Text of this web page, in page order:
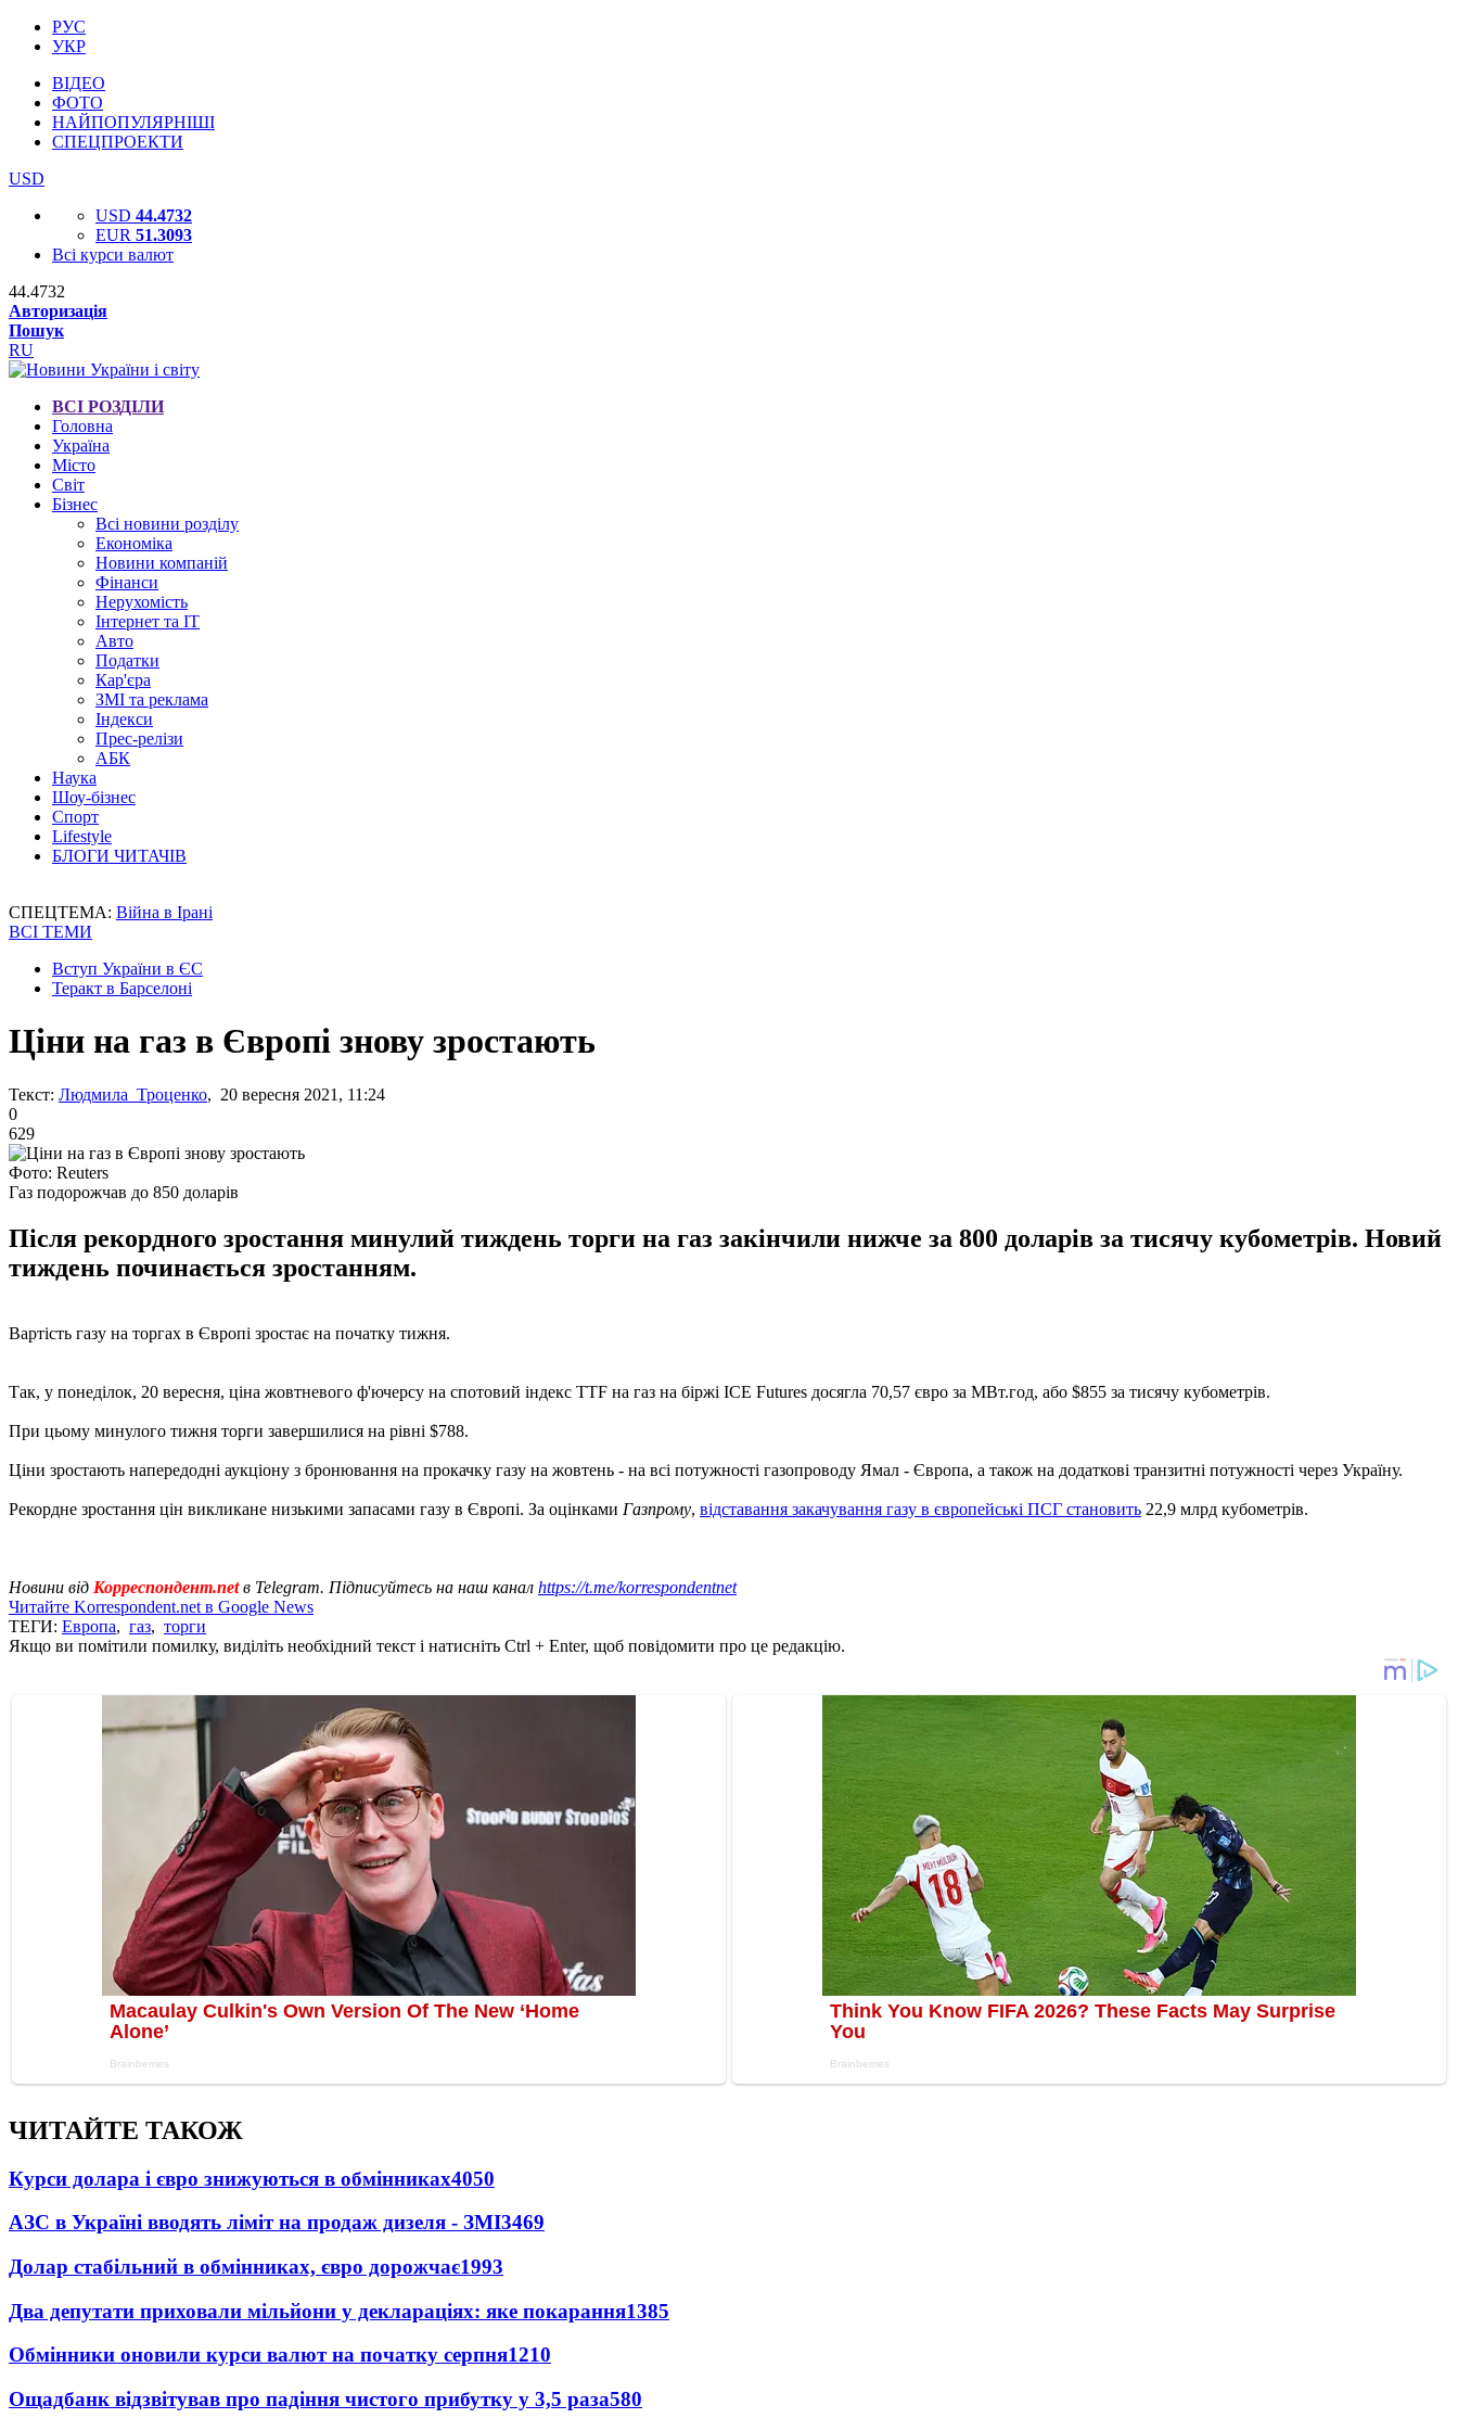
РУС
УКР
ВІДЕО
ФОТО
НАЙПОПУЛЯРНІШІ
СПЕЦПРОЕКТИ
USD
USD 44.4732
EUR 51.3093
Всі курси валют
44.4732
Авторизація
Пошук
RU
ВСІ РОЗДІЛИ
Головна
Україна
Місто
Світ
Бізнес
Всі новини розділу
Економіка
Новини компаній
Фінанси
Нерухомість
Інтернет та IT
Авто
Податки
Кар'єра
ЗМІ та реклама
Індекси
Прес-релізи
АБК
Наука
Шоу-бізнес
Спорт
Lifestyle
БЛОГИ ЧИТАЧІВ
СПЕЦТЕМА: Війна в Ірані
ВСІ ТЕМИ
Вступ України в ЄС
Теракт в Барселоні
Ціни на газ в Європі знову зростають
Текст: Людмила Троценко, 20 вересня 2021, 11:24
0
629
Фото: Reuters
Газ подорожчав до 850 доларів
Після рекордного зростання минулий тиждень торги на газ закінчили нижче за 800 доларів за тисячу кубометрів. Новий
тиждень починається зростанням.
Вартість газу на торгах в Європі зростає на початку тижня.
Так, у понеділок, 20 вересня, ціна жовтневого ф'ючерсу на спотовий індекс TTF на газ на біржі ICE Futures досягла 70,57 євро за МВт.год, або $855 за тисячу кубометрів.
При цьому минулого тижня торги завершилися на рівні $788.
Ціни зростають напередодні аукціону з бронювання на прокачку газу на жовтень - на всі потужності газопроводу Ямал - Європа, а також на додаткові транзитні потужності через Україну.
Рекордне зростання цін викликане низькими запасами газу в Європі. За оцінками Газпрому, відставання закачування газу в європейські ПСГ становить 22,9 млрд кубометрів.
Новини від Корреспондент.netв Telegram. Підписуйтесь на наш канал https://t.me/korrespondentnet
Читайте Korrespondent.net в Google News
ТЕГИ: Европа, газ, торги
Якщо ви помітили помилку, виділіть необхідний текст і натисніть Ctrl + Enter, щоб повідомити про це редакцію.
ЧИТАЙТЕ ТАКОЖ
Курси долара і євро знижуються в обмінниках4050
АЗС в Україні вводять ліміт на продаж дизеля - ЗМІ3469
Долар стабільний в обмінниках, євро дорожчає1993
Два депутати приховали мільйони у деклараціях: яке покарання1385
Обмінники оновили курси валют на початку серпня1210
Ощадбанк відзвітував про падіння чистого прибутку у 3,5 раза580